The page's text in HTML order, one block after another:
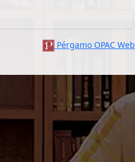
Pérgamo OPAC Web